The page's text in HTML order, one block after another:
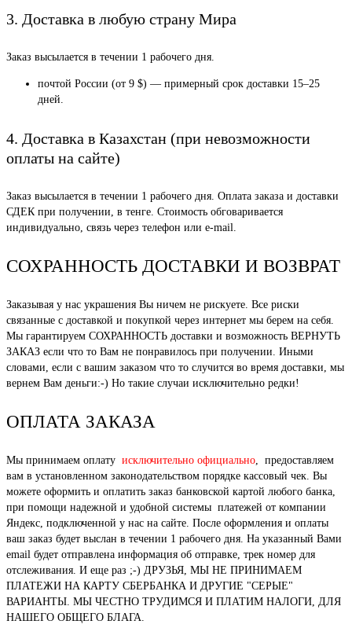
3. Доставка в любую страну Мира
Заказ высылается в течении 1 рабочего дня.
почтой России (от 9 $) — примерный срок доставки 15–25
дней.
4. Доставка в Казахстан (при невозможности
оплаты на сайте)
Заказ высылается в течении 1 рабочего дня. Оплата заказа и доставки
СДЕК при получении, в тенге. Стоимость обговаривается
индивидуально, связь через телефон или e-mail.
СОХРАННОСТЬ ДОСТАВКИ И ВОЗВРАТ
Заказывая у нас украшения Вы ничем не рискуете. Все риски
связанные с доставкой и покупкой через интернет мы берем на себя.
Мы гарантируем СОХРАННОСТЬ доставки и возможность ВЕРНУТЬ
ЗАКАЗ если что то Вам не понравилось при получении. Иными
словами, если с вашим заказом что то случится во время доставки, мы
вернем Вам деньги:-) Но такие случаи исключительно редки!
ОПЛАТА ЗАКАЗА
Мы принимаем оплату исключительно официально, предоставляем
вам в установленном законодательством порядке кассовый чек. Вы
можете оформить и оплатить заказ банковской картой любого банка,
при помощи надежной и удобной системы платежей от компании
Яндекс, подключенной у нас на сайте. После оформления и оплаты
ваш заказ будет выслан в течении 1 рабочего дня. На указанный Вами
email будет отправлена информация об отправке, трек номер для
отслеживания. И еще раз ;-) ДРУЗЬЯ, МЫ НЕ ПРИНИМАЕМ
ПЛАТЕЖИ НА КАРТУ СБЕРБАНКА И ДРУГИЕ "СЕРЫЕ"
ВАРИАНТЫ. МЫ ЧЕСТНО ТРУДИМСЯ И ПЛАТИМ НАЛОГИ, ДЛЯ
НАШЕГО ОБЩЕГО БЛАГА.